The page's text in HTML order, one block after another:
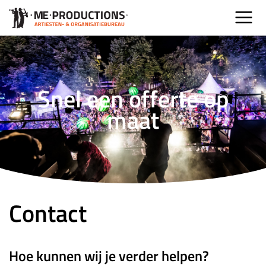
Snel een offerte op
maat
Contact
Hoe kunnen wij je verder helpen?